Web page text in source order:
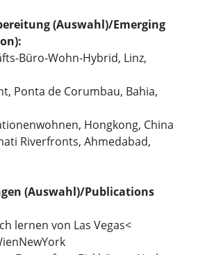
(Auswahl)/Emerging
Büro-Wohn-Hybrid, Linz,
Ponta de Corumbau, Bahia,
Hongkong, China
Riverfronts, Ahmedabad,
(Auswahl)/Publications
lernen von Las Vegas<